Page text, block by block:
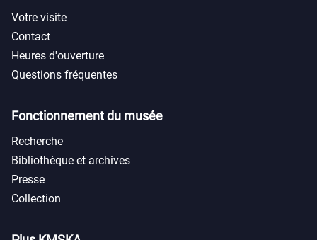
Votre visite
Contact
Heures d'ouverture
Questions fréquentes
Fonctionnement du musée
Recherche
Bibliothèque et archives
Presse
Collection